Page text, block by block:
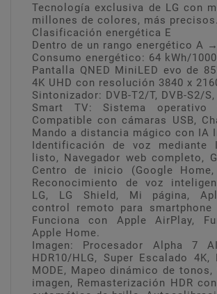
Tecnología exclusiva de LG con
millones de colores, más precisos.
Clasificación energética E
Dentro de un rango energético A
Consumo energético: 64 kWh/
Pantalla QNED MiniLED evo de
4K UHD con resolución 3840 x
Sintonizador: DVB-T2/T, DVB-S2/S,
Smart TV: Sistema operativo
Compatible con cámaras USB,
Mando a distancia mágico con IA
Identificación de voz mediante
listo, Navegador web completo,
Centro de inicio (Google Home,
Reconocimiento de voz
LG, LG Shield, Mi página,
control remoto para smartphone
Funciona con Apple AirPlay,
Apple Home.
Imagen: Procesador Alpha 7
HDR10/HLG, Super Escalado 4K,
MODE, Mapeo dinámico de
imagen, Remasterización HDR